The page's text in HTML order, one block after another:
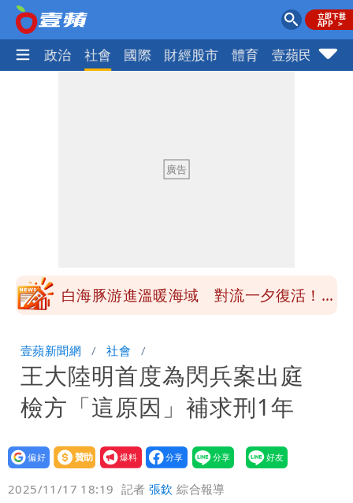
生活 政治 社會 國際 財經股市 體育 壹蘋民調
慈濟BNT採購遭詐10.6億！網紅追問資金
萬安、柯文哲都該道歉
白海豚游進溫暖海域 對流一夕復活！鄭
影曝 網驚覺不對
慈濟遭詐10億！律師看聲明揪「3點
怪」：不像被害人
藍昔狂譙擋疫苗 慈濟真變「世紀大騙
局」！網朝聖翻車文笑了
慈濟被騙10億！陳時中一語成讖 王必
勝：時間久看出睿智
老公外遇修復內幕！欣西亞曬牽手照「2
壹蘋新聞網 社會
王大陸明首度為閃兵案出庭
檢方「這原因」補求刑1年
設為
贊助
我要
爆料
2025/11/17 18:19 記者張欽 綜合報導